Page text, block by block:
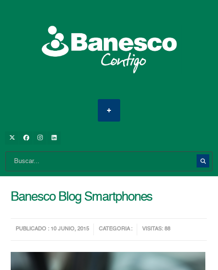
Banesco Blog Smartphones
PUBLICADO : 10 JUNIO, 2015 CATEGORIA : VISITAS: 88